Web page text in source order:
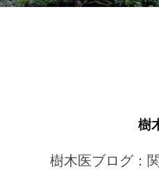
樹
樹木医ブログ：